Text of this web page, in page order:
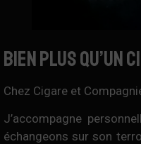
Bien plus qu’un
Chez Cigare et
J’accompagne
échangeons sur son